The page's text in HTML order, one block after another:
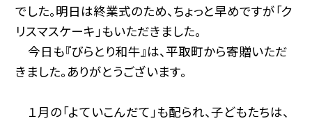
でした。明日は終業式のため、ちょっと早めですが「ク
リスマスケーキ」もいただきました。
今日も『びらとり和牛』は、平取町から寄贈いただ
きました。ありがとうございます。
１月の「よていこんだて」も配られ、子どもたちは、